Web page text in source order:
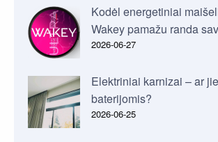
Kodėl energetiniai
Wakey pamažu randa
2026-06-27
Elektriniai karnizai – ar
baterijomis?
2026-06-25